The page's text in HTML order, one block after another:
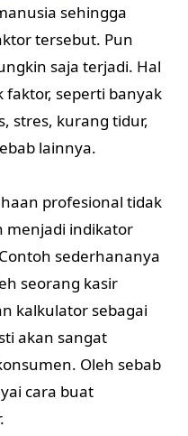
sehingga
tersebut. Pun
saja terjadi. Hal
seperti banyak
stres, kurang tidur,
lainnya.
profesional tidak
menjadi indikator
sederhananya
seorang kasir
kalkulator sebagai
akan sangat
Oleh sebab
cara buat